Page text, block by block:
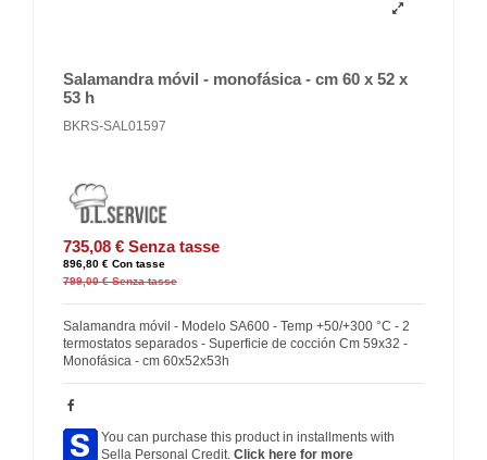
Salamandra móvil - monofásica - cm 60 x 52 x
53 h
BKRS-SAL01597
735,08 € Senza tasse
896,80 € Con tasse
799,00 € Senza tasse
Salamandra móvil - Modelo SA600 - Temp +50/+300 °C - 2
termostatos separados - Superficie de cocción Cm 59x32 -
Monofásica - cm 60x52x53h
You can purchase this product in installments with
Sella Personal Credit. Click here for more